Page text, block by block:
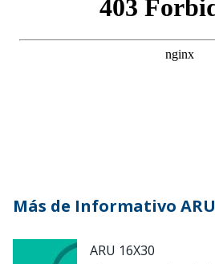
Más de Informativo ARU
ARU 16X30